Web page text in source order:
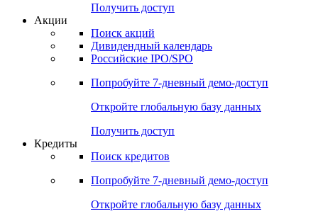
Получить доступ
Акции
Поиск акций
Дивидендный календарь
Российские IPO/SPO
Попробуйте 7-дневный демо-доступ
Откройте глобальную базу данных
Получить доступ
Кредиты
Поиск кредитов
Попробуйте 7-дневный демо-доступ
Откройте глобальную базу данных